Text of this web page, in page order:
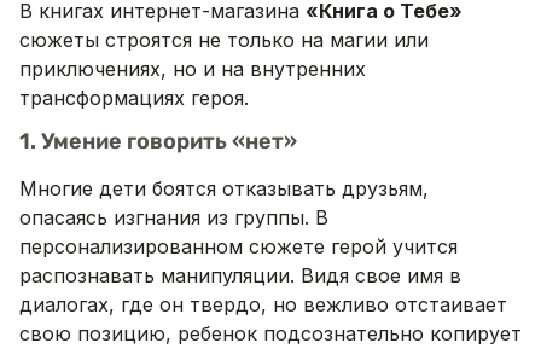
В книгах интернет-магазина «Книга о Тебе»
сюжеты строятся не только на магии или
приключениях, но и на внутренних
трансформациях героя.
1. Умение говорить «нет»
Многие дети боятся отказывать друзьям,
опасаясь изгнания из группы. В
персонализированном сюжете герой учится
распознавать манипуляции. Видя свое имя в
диалогах, где он твердо, но вежливо отстаивает
свою позицию, ребенок подсознательно копирует